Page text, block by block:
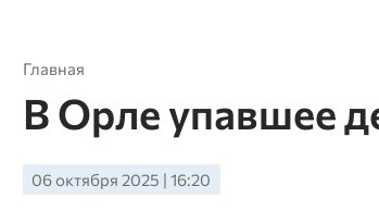
Главная
В Орле упавшее
06 октября 2025 | 16:20